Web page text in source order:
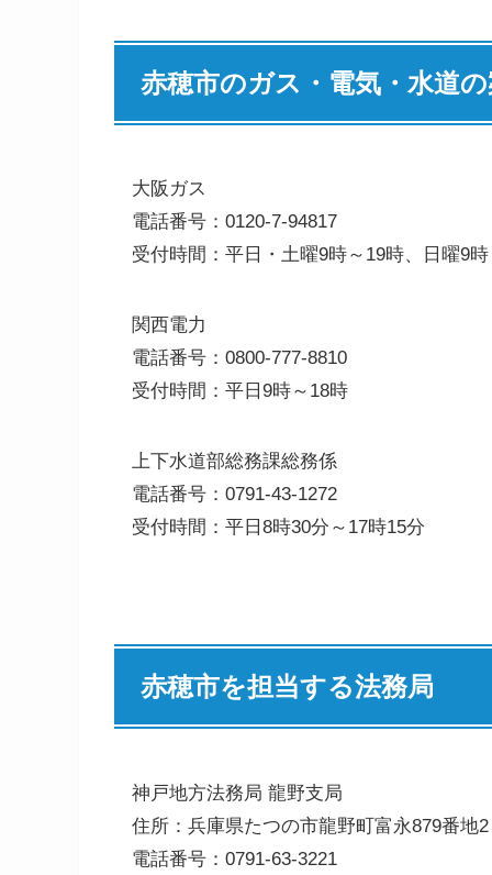
赤穂市のガス・電気・水道
大阪ガス
電話番号：0120-7-94817
受付時間：平日・土曜9時～19時、日曜9
関西電力
電話番号：0800-777-8810
受付時間：平日9時～18時
上下水道部総務課総務係
電話番号：0791-43-1272
受付時間：平日8時30分～17時15分
赤穂市を担当する法務局
神戸地方法務局 龍野支局
住所：兵庫県たつの市龍野町富永879番地2
電話番号：0791-63-3221